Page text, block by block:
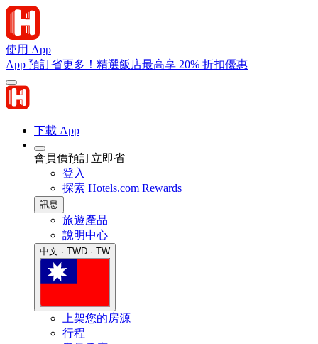
使用 App
App 預訂省更多！精選飯店最高享 20% 折扣優惠
下載 App
會員價預訂立即省
登入
探索 Hotels.com Rewards
訊息
旅遊產品
說明中心
中文 · TWD · TW
上架您的房源
行程